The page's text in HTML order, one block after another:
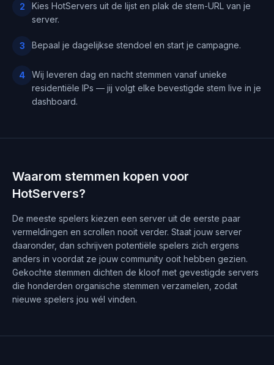
2
Kies HotServers uit de lijst en plak de stem-URL van je
server.
3 Bepaal je dagelijkse stendoel en start je campagne.
4
Wij leveren dag en nacht stemmen vanaf unieke
residentiële IPs — jij volgt elke bevestigde stem live in je
dashboard.
Waarom stemmen kopen voor
HotServers?
De meeste spelers kiezen een server uit de eerste paar
vermeldingen en scrollen nooit verder. Staat jouw server
daaronder, dan schrijven potentiële spelers zich ergens
anders in voordat ze jouw community ooit hebben gezien.
Gekochte stemmen dichten de kloof met gevestigde servers
die honderden organische stemmen verzamelen, zodat
nieuwe spelers jou wél vinden.